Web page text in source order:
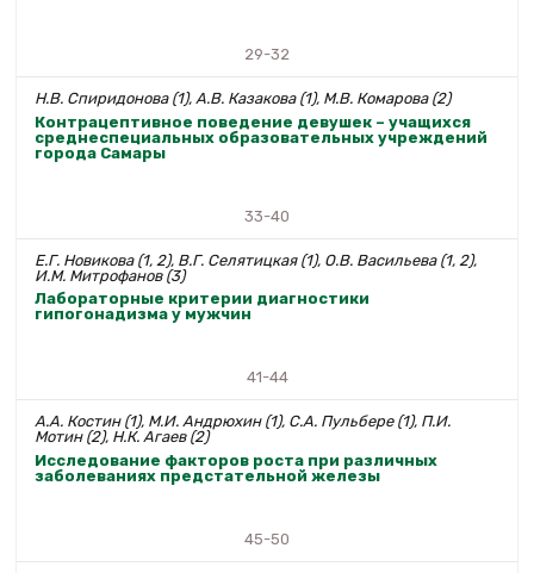
29-32
Н.В. Спиридонова (1), А.В. Казакова (1), М.В. Комарова (2)
Контрацептивное поведение девушек – учащихся
среднеспециальных образовательных учреждений
города Самары
33-40
Е.Г. Новикова (1, 2), В.Г. Селятицкая (1), О.В. Васильева (1, 2),
И.М. Митрофанов (3)
Лабораторные критерии диагностики
гипогонадизма у мужчин
41-44
А.А. Костин (1), М.И. Андрюхин (1), С.А. Пульбере (1), П.И.
Мотин (2), Н.К. Агаев (2)
Исследование факторов роста при различных
заболеваниях предстательной железы
45-50